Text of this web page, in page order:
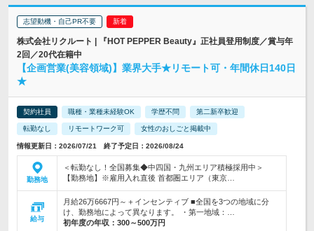
志望動機・自己PR不要
株式会社リクルート | 『HOT PEPPER Beauty』正社員登用制度／賞与年
2回／20代在籍中
【企画営業(美容領域)】業界大手★リモート可・年間休日140日
★
契約社員 職種・業種未経験OK 学歴不問 第二新卒歓迎
転勤なし リモートワーク可 女性のおしごと掲載中
情報更新日：2026/07/21 終了予定日：2026/08/24
勤務地
＜転勤なし！全国募集◆中四国・九州エリア積極採用中＞
【勤務地】※雇用入れ直後 首都圏エリア（東京…
給与
月給26万6667円～＋インセンティブ ■全国を3つの地域に分
け、勤務地によって異なります。 ・第一地域：…
初年度の年収： 300～500万円